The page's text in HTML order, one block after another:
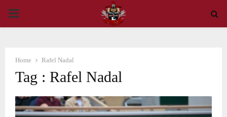
PRIMARY
Home Rafel Nadal
Tag : Rafel Nadal